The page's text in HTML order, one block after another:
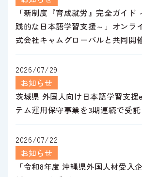
「新制度『育成就労』完全ガイド
践的な日本語学習支援～」オンラ
式会社キャムグローバルと共同開
2026/07/29
お知らせ
茨城県 外国人向け日本語学習支援
テム運用保守事業を3期連続で受託
2026/07/22
お知らせ
「令和8年度 沖縄県外国人材受入